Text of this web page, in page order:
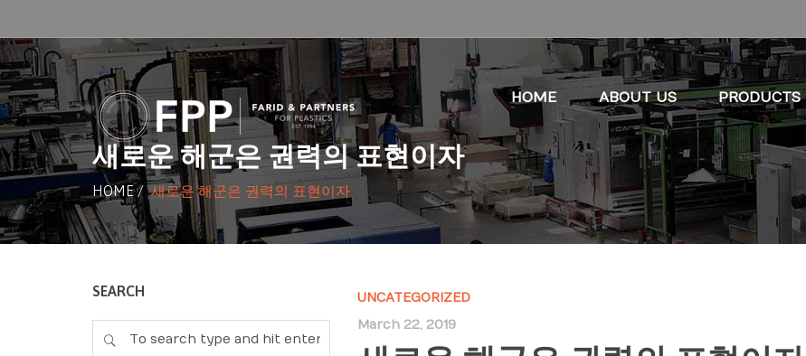
HOME ABOUT US PRODUCTS
새로운 해군은 권력의 표현이자
HOME/새로운 해군은 권력의 표현이자
UNCATEGORIZED
March 22, 2019
SEARCH